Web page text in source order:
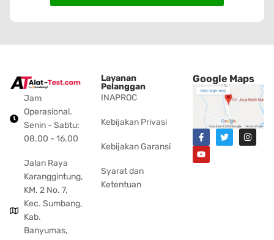
Jam
Operasional.
Senin - Sabtu:
08.00 - 16.00
Jalan Raya
Karanggintung,
KM. 2 No. 7,
Kec. Sumbang,
Kab.
Banyumas,
Layanan
Pelanggan
INAPROC
Kebijakan Privasi
Kebijakan Garansi
Syarat dan
Ketentuan
Google Maps